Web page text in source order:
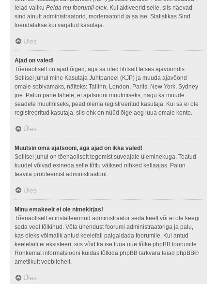
leiad valiku Peida mu foorumil olek. Kui aktiveerid selle, siis näevad
sind ainult administraatorid, moderaatorid ja sa ise. Statistikas Sind
loendatakse kui varjatud kasutaja.
Üles
Ajad on valed!
Tõenäoliselt on ajad õiged, aga sa oled lihtsalt teises ajavööndis.
Sellisel juhul mine Kasutaja Juhtpaneel (KJP) ja muuda ajavöönd
omale sobivamaks, näiteks: Tallinn, London, Pariis, New York, Sydney
jne. Palun pane tähele, et ajatsooni muutmiseks, nagu ka muude
seadete muutmiseks, pead olema registreeritud kasutaja. Kui sa ei ole
registreeritud kasutaja, siis ehk on nüüd õige aeg luua omale konto.
Üles
Muutsin oma ajatsooni, aga ajad on ikka valed!
Sellisel juhul on tõenäoliselt tegemist suveajale üleminekuga. Teatud
kuudel võivad esineda selle tõttu väiksed nihked kellaajas. Palun
teavita probleemist administraatorit.
Üles
Minu emakeelt ei ole nimekirjas!
Tõenäoliselt ei installeerinud administraator seda keelt või ei ole keegi
seda veel tõlkinud. Võta ühendust foorumi administraatoriga ja palu,
kas oleks võimalik antud keelefail paigaldada foorumile. Kui antud
keelefaili ei eksisteeri, siis võid ka ise luua uue tõlke phpBB foorumile.
Rohkemat informatsiooni kuidas tõlkida phpBB tarkvara leiad phpBB®
ametlikult veebilehelt.
Üles